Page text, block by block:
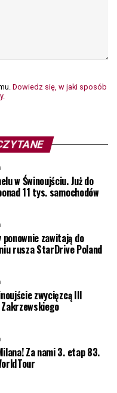
Dowiedz się, w jaki sposób
w Świnoujściu. Już do
11 tys. samochodów
zawitają do
rusza StarDrive Poland
zwycięzcą III
Za nami 3. etap 83.